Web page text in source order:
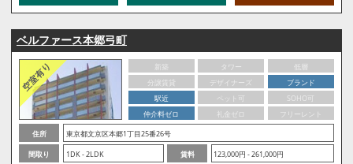
ベルファース本郷弓町
新築 タワー
低層
分譲賃貸
デザイナーズ
ブランド
駅近
ペット可
SOHO可
仲介料ゼロ
礼金ゼロ
フリーレント
住所
東京都文京区本郷1丁目25番26号
間取り
1DK - 2LDK 賃料
123,000円 - 261,000円